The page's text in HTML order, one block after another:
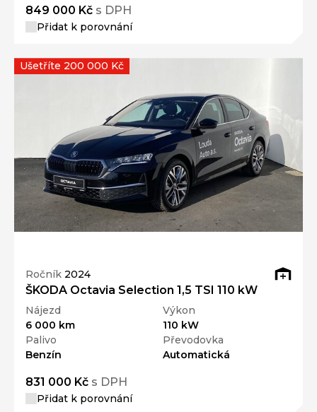
849 000 Kč s DPH
Přidat k porovnání
Ročník 2024
ŠKODA Octavia Selection 1,5 TSI 110 kW
Nájezd
6 000 km
Výkon
110 kW
Palivo
Benzín
Převodovka
Automatická
831 000 Kč s DPH
Přidat k porovnání
Ušetříte 200 000 Kč